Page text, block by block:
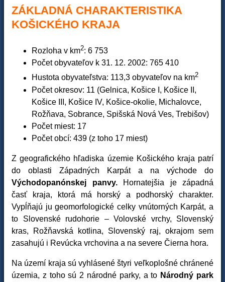
ZÁKLADNÁ CHARAKTERISTIKA
KOŠICKÉHO KRAJA
Rozloha v km2: 6 753
Počet obyvateľov k 31. 12. 2002: 765 410
Hustota obyvateľstva: 113,3 obyvateľov na km2
Počet okresov: 11 (Gelnica, Košice I, Košice II,
Košice III, Košice IV, Košice-okolie, Michalovce,
Rožňava, Sobrance, Spišská Nová Ves, Trebišov)
Počet miest: 17
Počet obcí: 439 (z toho 17 miest)
Z geografického hľadiska územie Košického kraja patrí
do oblasti Západných Karpát a na východe do
Východopanónskej panvy.Hornatejšia je západná
časť kraja, ktorá má horský a podhorský charakter.
Vypĺňajú ju geomorfologické celky vnútorných Karpát, a
to Slovenské rudohorie – Volovské vrchy, Slovenský
kras, Rožňavská kotlina, Slovenský raj, okrajom sem
zasahujú i Revúcka vrchovina a na severe Čierna hora.
Na území kraja sú vyhlásené štyri veľkoplošné chránené
územia, z toho sú 2 národné parky, a to Národný park